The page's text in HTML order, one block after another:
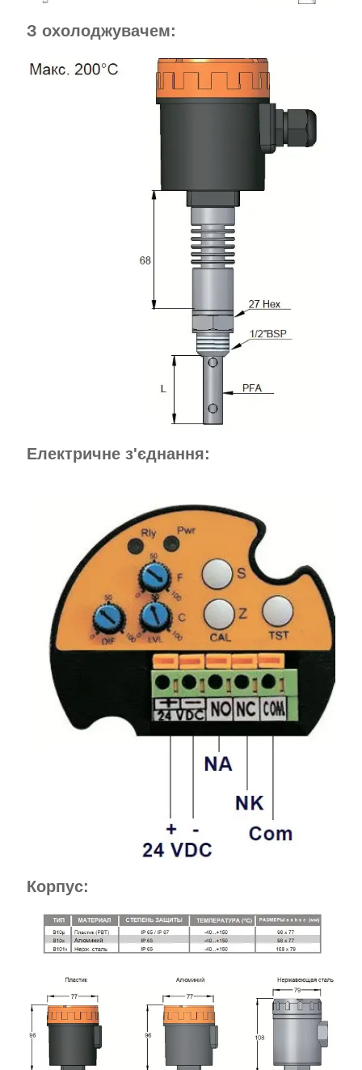
З охолоджувачем:
Електричне з'єднання:
Корпус: